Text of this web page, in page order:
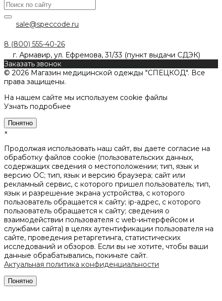
sale@speccode.ru
8 (800) 555-40-26
г. Армавир, ул. Ефремова, 31/33 (пункт выдачи СДЭК)
Заказать звонок
© 2026 Магазин медицинской одежды "СПЕЦКОД". Все
права защищены.
На нашем сайте мы используем cookie файлы
Узнать подробнее
Понятно
×
Продолжая использовать наш сайт, вы даете согласие на
обработку файлов cookie (пользовательских данных,
содержащих сведения о местоположении; тип, язык и
версию ОС; тип, язык и версию браузера; сайт или
рекламный сервис, с которого пришел пользователь; тип,
язык и разрешение экрана устройства, с которого
пользователь обращается к сайту; ip-адрес, с которого
пользователь обращается к сайту; сведения о
взаимодействии пользователя с web-интерфейсом и
службами сайта) в целях аутентификации пользователя на
сайте, проведения ретаргетинга, статистических
исследований и обзоров. Если вы не хотите, чтобы ваши
данные обрабатывались, покиньте сайт.
Актуальная политика конфиденциальности
Понятно